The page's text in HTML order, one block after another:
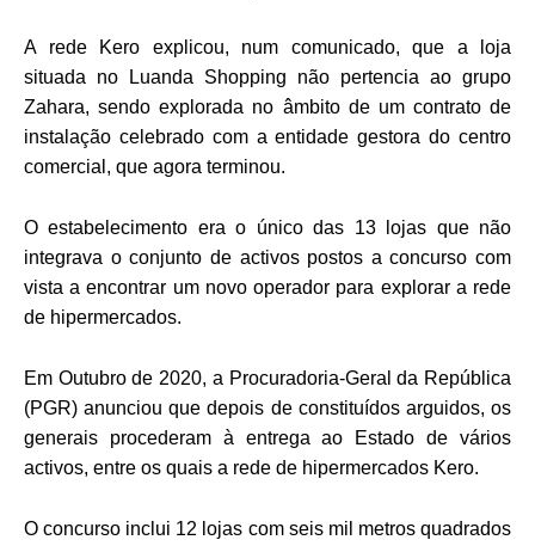
A rede Kero explicou, num comunicado, que a loja
situada no Luanda Shopping não pertencia ao grupo
Zahara, sendo explorada no âmbito de um contrato de
instalação celebrado com a entidade gestora do centro
comercial, que agora terminou.
O estabelecimento era o único das 13 lojas que não
integrava o conjunto de activos postos a concurso com
vista a encontrar um novo operador para explorar a rede
de hipermercados.
Em Outubro de 2020, a Procuradoria-Geral da República
(PGR) anunciou que depois de constituídos arguidos, os
generais procederam à entrega ao Estado de vários
activos, entre os quais a rede de hipermercados Kero.
O concurso inclui 12 lojas com seis mil metros quadrados